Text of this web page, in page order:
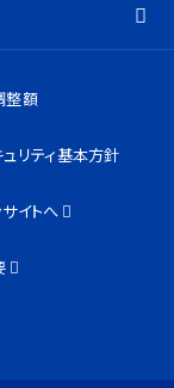
整額
リティ基本方針
イトへ